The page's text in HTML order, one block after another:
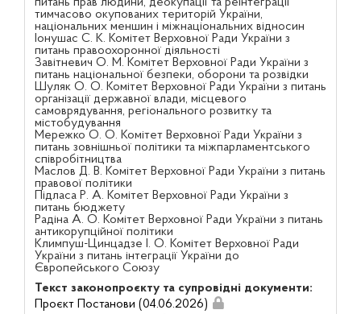
тимчасово окупованих територій України,
національних меншин і міжнаціональних відносин
Іонушас С. К. Комітет Верховної Ради України з
питань правоохоронної діяльності
Завітневич О. М. Комітет Верховної Ради України з
питань національної безпеки, оборони та розвідки
Шуляк О. О. Комітет Верховної Ради України з питань
організації державної влади, місцевого
самоврядування, регіонального розвитку та
містобудування
Мережко О. О. Комітет Верховної Ради України з
питань зовнішньої політики та міжпарламентського
співробітництва
Маслов Д. В. Комітет Верховної Ради України з питань
правової політики
Підласа Р. А. Комітет Верховної Ради України з
питань бюджету
Радіна А. О. Комітет Верховної Ради України з питань
антикорупційної політики
Климпуш-Цинцадзе І. О. Комітет Верховної Ради
України з питань інтеграції України до
Європейського Союзу
Текст законопроєкту та супровідні документи:
Проєкт Постанови (04.06.2026)